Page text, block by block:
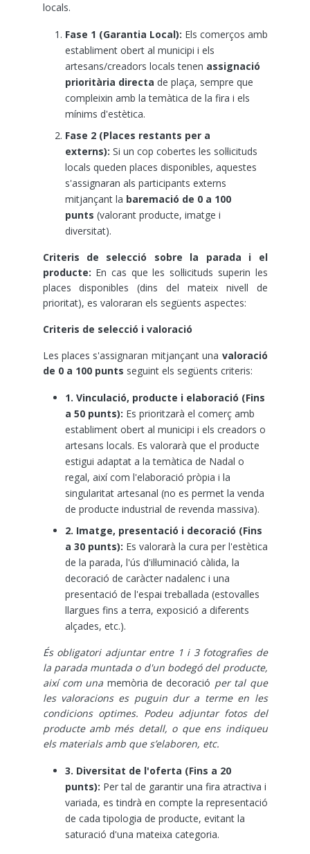
locals.
Fase 1 (Garantia Local): Els comerços amb
establiment obert al municipi i els
artesans/creadors locals tenen assignació
prioritària directa de plaça, sempre que
compleixin amb la temàtica de la fira i els
mínims d'estètica.
Fase 2 (Places restants per a
externs): Si un cop cobertes les sol·licituds
locals queden places disponibles, aquestes
s'assignaran als participants externs
mitjançant la baremació de 0 a 100
punts (valorant producte, imatge i
diversitat).
Criteris de selecció sobre la parada i el
producte: En cas que les sol·licituds superin les
places disponibles (dins del mateix nivell de
prioritat), es valoraran els següents aspectes:
Criteris de selecció i valoració
Les places s'assignaran mitjançant una valoració
de 0 a 100 punts seguint els següents criteris:
1. Vinculació, producte i elaboració (Fins
a 50 punts): Es prioritzarà el comerç amb
establiment obert al municipi i els creadors o
artesans locals. Es valorarà que el producte
estigui adaptat a la temàtica de Nadal o
regal, així com l'elaboració pròpia i la
singularitat artesanal (no es permet la venda
de producte industrial de revenda massiva).
2. Imatge, presentació i decoració (Fins
a 30 punts): Es valorarà la cura per l'estètica
de la parada, l'ús d'il·luminació càlida, la
decoració de caràcter nadalenc i una
presentació de l'espai treballada (estovalles
llargues fins a terra, exposició a diferents
alçades, etc.).
És obligatori adjuntar entre 1 i 3 fotografies de
la parada muntada o d'un bodegó del producte,
així com una memòria de decoració per tal que
les valoracions es puguin dur a terme en les
condicions optimes. Podeu adjuntar fotos del
producte amb més detall, o que ens indiqueu
els materials amb que s’elaboren, etc.
3. Diversitat de l'oferta (Fins a 20
punts): Per tal de garantir una fira atractiva i
variada, es tindrà en compte la representació
de cada tipologia de producte, evitant la
saturació d'una mateixa categoria.